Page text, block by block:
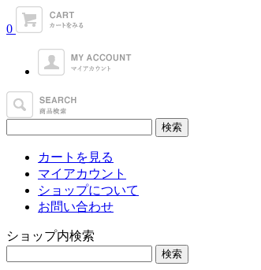
0
カートを見る
マイアカウント
ショップについて
お問い合わせ
ショップ内検索